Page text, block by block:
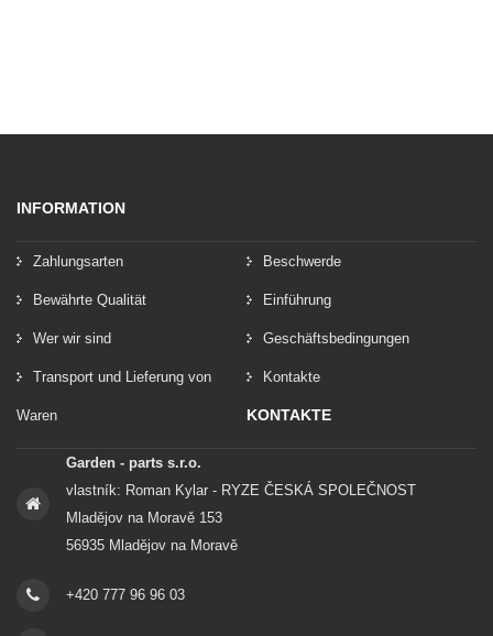
INFORMATION
Zahlungsarten Beschwerde
Bewährte Qualität Einführung
Wer wir sind Geschäftsbedingungen
Transport und Lieferung von
Waren
Kontakte
KONTAKTE
Garden - parts s.r.o.
vlastník: Roman Kylar - RYZE ČESKÁ SPOLEČNOST
Mladějov na Moravě 153
56935 Mladějov na Moravě
+420 777 96 96 03